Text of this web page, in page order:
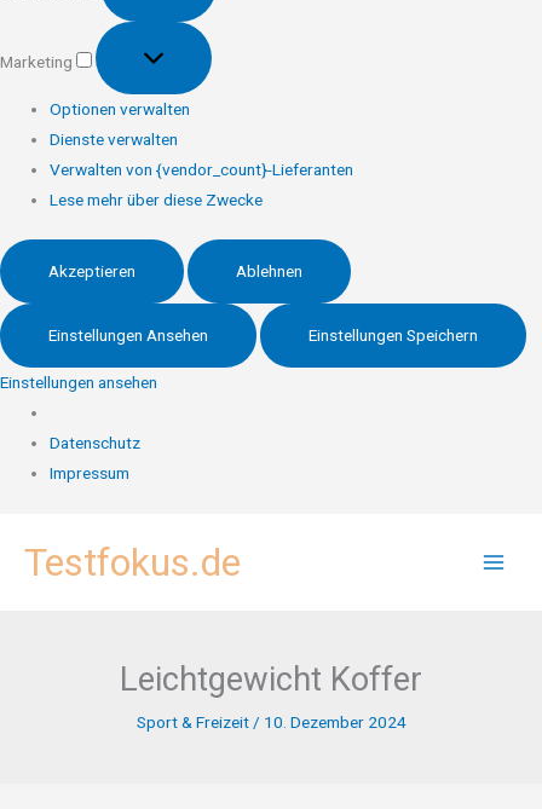
Marketing
Marketing
Optionen verwalten
Dienste verwalten
Verwalten von {vendor_count}-Lieferanten
Lese mehr über diese Zwecke
Akzeptieren Ablehnen
Einstellungen Ansehen Einstellungen Speichern
Einstellungen ansehen
Datenschutz
Impressum
InhaltTestfokus.de
Leichtgewicht Koffer
Sport & Freizeit/ 10. Dezember 2024